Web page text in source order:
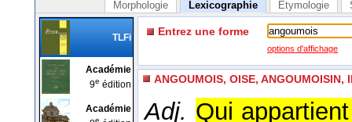
Morphologie Lexicographie Etymologie
TLFi
Académie
9e édition
Académie
e
Entrez une forme
options d'affichage
ANGOUMOIS, OISE, ANGOUMOISIN,
Adj. Qui